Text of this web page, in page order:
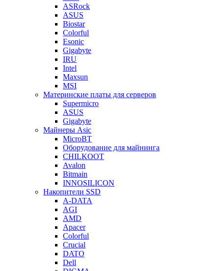
ASRock
ASUS
Biostar
Colorful
Esonic
Gigabyte
IRU
Intel
Maxsun
MSI
Материнские платы для серверов
Supermicro
ASUS
Gigabyte
Майнеры Asic
MicroBT
Оборудование для майнинга
CHILKOOT
Avalon
Bitmain
INNOSILICON
Накопители SSD
A-DATA
AGI
AMD
Apacer
Colorful
Crucial
DATO
Dell